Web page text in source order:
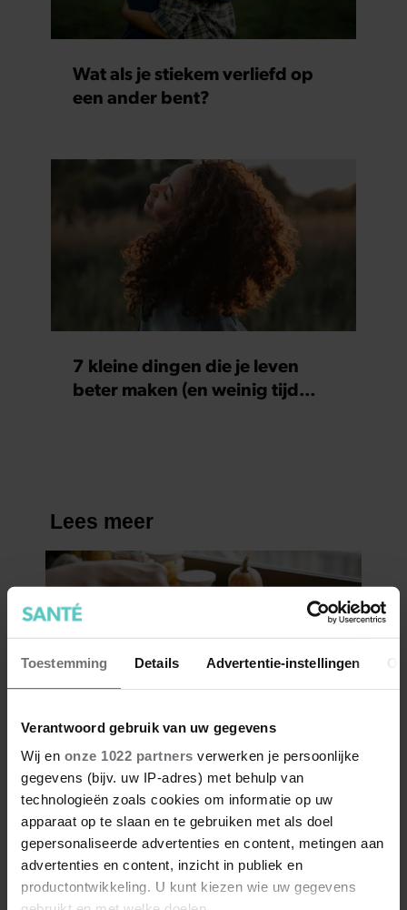
Toestemming Details Advertentie-instellingen
Verantwoord gebruik van uw gegevens
Wij en onze 1022 partners verwerken je persoonlijke
gegevens (bijv. uw IP-adres) met behulp van
technologieën zoals cookies om informatie op uw
apparaat op te slaan en te gebruiken met als doel
gepersonaliseerde advertenties en content, metingen aan
advertenties en content, inzicht in publiek en
productontwikkeling. U kunt kiezen wie uw gegevens
Wat als je stiekem verliefd op
een ander bent?
7 kleine dingen die je leven
beter maken (en weinig tijd